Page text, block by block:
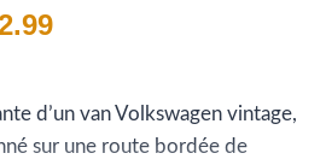
Plage
prix :
d’un van Volkswagen vintage,
sur une route bordée de